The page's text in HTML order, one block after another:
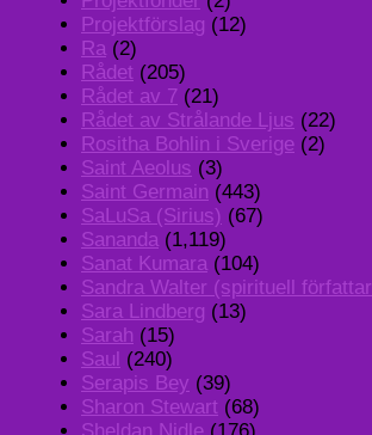
Projektförslag (12)
Ra (2)
Rådet (205)
Rådet av 7 (21)
Rådet av Strålande Ljus (22)
Rositha Bohlin i Sverige (2)
Saint Aeolus (3)
Saint Germain (443)
SaLuSa (Sirius) (67)
Sananda (1,119)
Sanat Kumara (104)
Sandra Walter (spirituell
Sara Lindberg (13)
Sarah (15)
Saul (240)
Serapis Bey (39)
Sharon Stewart (68)